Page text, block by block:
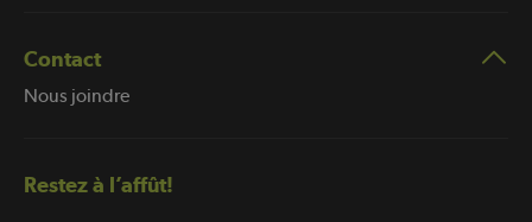
Contact
Nous joindre
Restez à l’affût!